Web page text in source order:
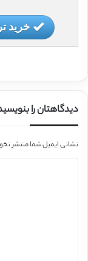
خرید
دیدگاهتان را
نشانی ایمیل شما منتشر